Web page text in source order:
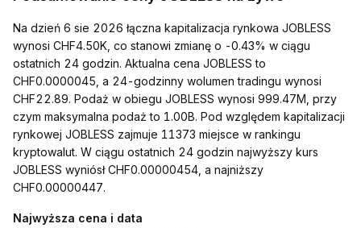
Na dzień 6 sie 2026 łączna kapitalizacja rynkowa JOBLESS
wynosi CHF4.50K, co stanowi zmianę o -0.43% w ciągu
ostatnich 24 godzin. Aktualna cena JOBLESS to
CHF0.0000045, a 24-godzinny wolumen tradingu wynosi
CHF22.89. Podaż w obiegu JOBLESS wynosi 999.47M, przy
czym maksymalna podaż to 1.00B. Pod względem kapitalizacji
rynkowej JOBLESS zajmuje 11373 miejsce w rankingu
kryptowalut. W ciągu ostatnich 24 godzin najwyższy kurs
JOBLESS wyniósł CHF0.00000454, a najniższy
CHF0.00000447.
Najwyższa cena i data